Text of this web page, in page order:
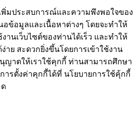
เพิ่มประสบการณ์และความพึงพอใจของ
อข้อมูลและเนื้อหาต่างๆ โดยจะทำให้
านเว็บไซต์ของท่านได้เร็ว และทำให้
ง่าย สะดวกยิ่งขึ้นโดยการเข้าใช้งาน
ญาตให้เราใช้คุกกี้ ท่านสามารถศึกษา
การตั้งค่าคุกกี้ได้ที่ นโยบายการใช้คุ้กกี้